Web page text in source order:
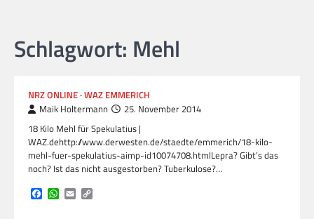
Schlagwort: Mehl
NRZ ONLINE WAZ EMMERICH
Maik Holtermann
25. November 2014
18 Kilo Mehl für Spekulatius |
WAZ.dehttp://www.derwesten.de/staedte/emmerich/18-kilo-
mehl-fuer-spekulatius-aimp-id10074708.htmlLepra? Gibt’s das
noch? Ist das nicht ausgestorben? Tuberkulose?…
Facebook
WhatsApp
Email